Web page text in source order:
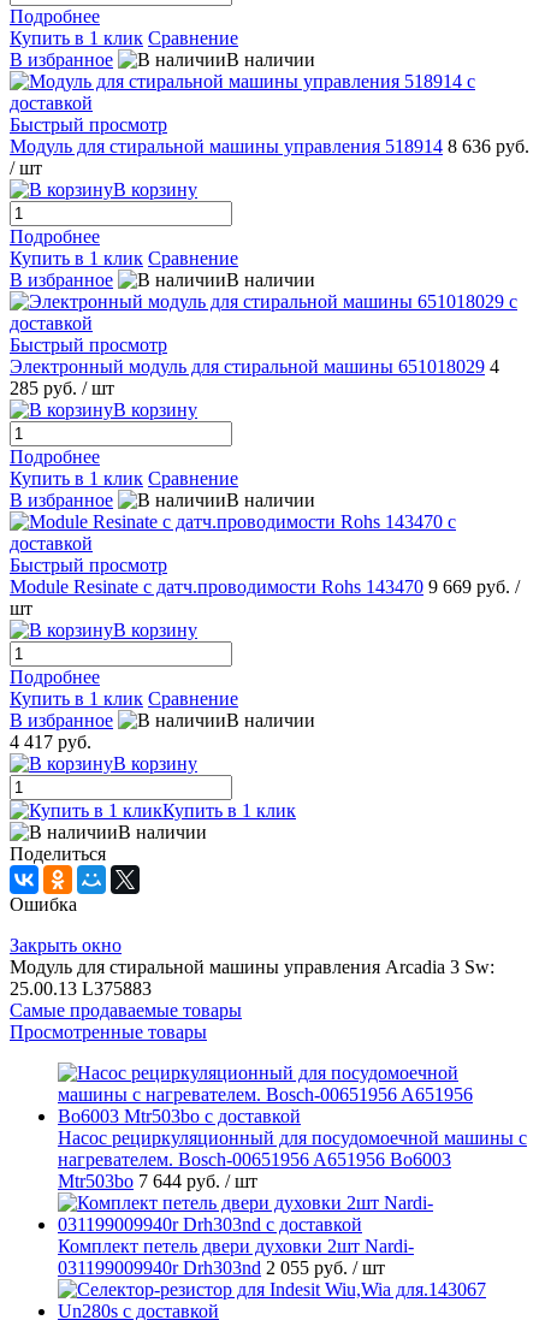
Подробнее
Купить в 1 клик Сравнение
В избранное
В наличии
Быстрый просмотр
Модуль для стиральной машины управления 518914 8 636 руб.
/ шт
В корзину
Подробнее
Купить в 1 клик Сравнение
В избранное
В наличии
Быстрый просмотр
Электронный модуль для стиральной машины 651018029 4
285 руб. / шт
В корзину
Подробнее
Купить в 1 клик Сравнение
В избранное
В наличии
Быстрый просмотр
Module Resinate с датч.проводимости Rohs 143470 9 669 руб. /
шт
В корзину
Подробнее
Купить в 1 клик Сравнение
В избранное
В наличии
4 417 руб.
В корзину
Купить в 1 клик
В наличии
Поделиться
Ошибка
Закрыть окно
Модуль для стиральной машины управления Arcadia 3 Sw:
25.00.13 L375883
Самые продаваемые товары
Просмотренные товары
Насос рециркуляционный для посудомоечной машины с
нагревателем. Bosch-00651956 A651956 Bo6003
Mtr503bo 7 644 руб. / шт
Комплект петель двери духовки 2шт Nardi-
031199009940r Drh303nd 2 055 руб. / шт